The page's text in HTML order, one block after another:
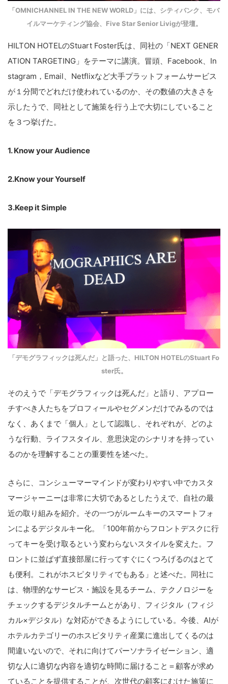
「OMNICHANNEL IN THE NEW WORLD」には、シティバンク、モバ
イルマーケティング協会、Five Star Senior Livigが登壇。
HILTON HOTELのStuart Foster氏は、同社の「NEXT GENER
ATION TARGETING 」をテーマに講演。冒頭、 Facebook、 In
stagram ， Email、 Netflixなど大手プラットフォームサービス
が１分間でどれだけ使われているのか、その数値の大きさを
示したうで、同社として施策を行う上で大切にしていること
を３つ挙げた。
1. Know your Audience
2.Know your Yourself
3.Keep it Simple
「デモグラフィックは死んだ」と語った、HILTON HOTELのStuart Fo
ster氏。
そのえうで「デモグラフィックは死んだ」と語り、アプロー
チすべき人たちをプロフィールやセグメンだけでみるのでは
なく、あくまで「個人」として認識し、それぞれが、どのよ
うな行動、ライフスタイル、意思決定のシナリオを持ってい
るのかを理解することの重要性を述べた。
さらに、コンシューマーマインドが変わりやすい中でカスタ
マージャーニーは非常に大切であるとしたうえで、自社の最
近の取り組みを紹介。その一つがルームキーのスマートフォ
ンによるデジタルキー化。「100年前からフロントデスクに行
ってキーを受け取るという変わらないスタイルを変えた。フ
ロントに並ばず直接部屋に行ってすぐにくつろげるのはとて
も便利。これがホスピタリティでもある」と述べた。同社に
は、物理的なサービス・施設を見るチーム、テクノロジーを
チェックするデジタルチームとがあり、フィジタル（フィジ
カル×デジタル）な対応ができるようにしている。今後、 AIが
ホテルカテゴリーのホスピタリティ産業に進出してくるのは
間違いないので、それに向けてパーソナライゼーション、適
切な人に適切な内容を適切な時間に届けること＝顧客が求め
ていることを提供することが、次世代の顧客にむけた施策に
の
イ
を
索
る